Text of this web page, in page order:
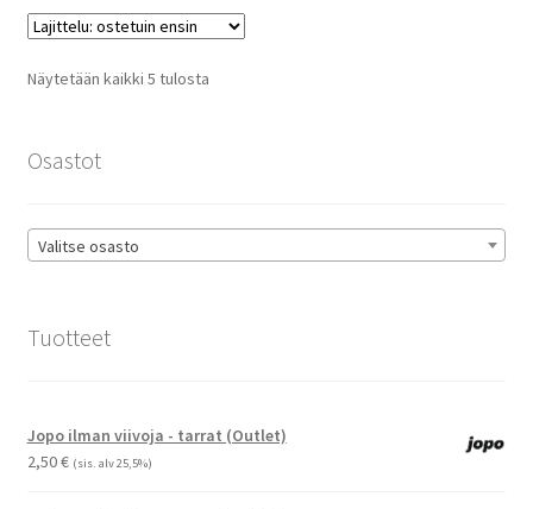
Näytetään kaikki 5 tulostaSuosituimmat
Osastot
Valitse osasto
Tuotteet
Jopo ilman viivoja - tarrat (Outlet)
2,50€ (sis. alv 25,5%)